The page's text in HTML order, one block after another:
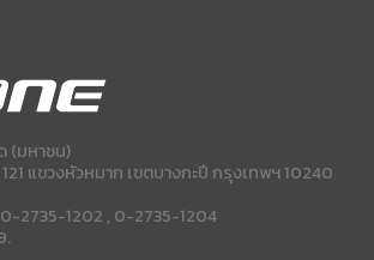
(มหาชน)
แขวงหัวหมาก เขตบางกะปี กรุงเทพฯ 10240
2735-1202 , 0-2735-1204